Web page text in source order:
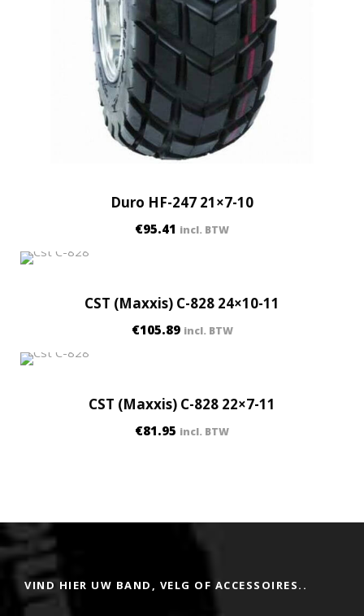
Duro HF-247 21×7-10
€95.41 incl. BTW
CST (Maxxis) C-828 24×10-11
€105.89 incl. BTW
CST (Maxxis) C-828 22×7-11
€81.95 incl. BTW
VIND HIER UW BAND, VELG OF ACCESSOIRES..